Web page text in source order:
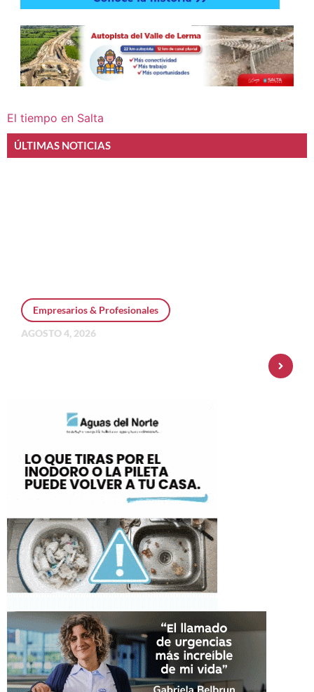
El tiempo en Salta
ÚLTIMAS NOTICIAS
Empresarios & Profesionales
AGOSTO 4, 2026